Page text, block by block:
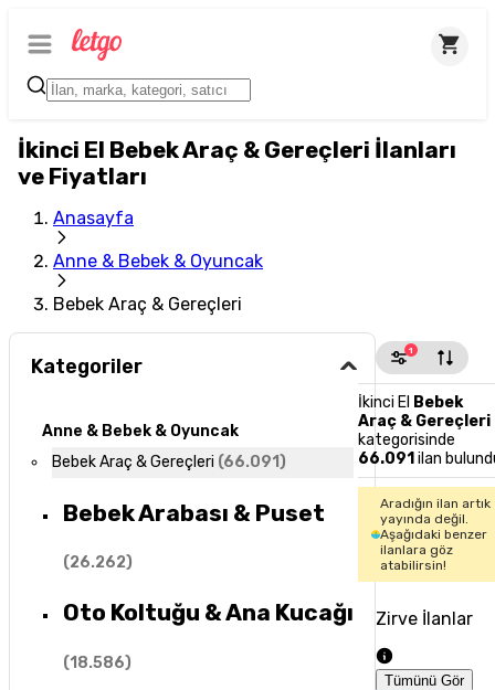
İkinci El Bebek Araç & Gereçleri İlanları
ve Fiyatları
Anasayfa
Anne & Bebek & Oyuncak
Bebek Araç & Gereçleri
Kategoriler
Anne & Bebek & Oyuncak
Bebek Araç & Gereçleri (66.091)
Bebek Arabası & Puset
(26.262)
Oto Koltuğu & Ana Kucağı
(18.586)
1
İkinci El Bebek
Araç & Gereçleri
kategorisinde
66.091 ilan
Aradığın ilan artık
yayında değil.
Aşağıdaki benzer
ilanlara göz
atabilirsin!
Zirve İlanlar
Tümünü Gör